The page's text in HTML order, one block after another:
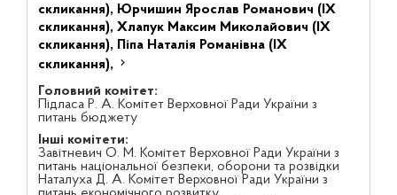
скликання), Юрчишин Ярослав Романович (IX
скликання), Хлапук Максим Миколайович (IX
скликання), Піпа Наталія Романівна (IX
скликання),
Головний комітет:
Підласа Р. А. Комітет Верховної Ради України з
питань бюджету
Інші комітети:
Завітневич О. М. Комітет Верховної Ради України з
питань національної безпеки, оборони та розвідки
Наталуха Д. А. Комітет Верховної Ради України з